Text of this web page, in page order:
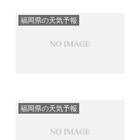
福岡県の天気予報
福岡県の天気予報